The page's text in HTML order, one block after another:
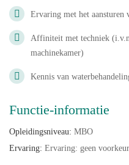
Ervaring met het aansturen
Affiniteit met techniek
machinekamer)
Kennis van
Functie-informatie
Opleidingsniveau: MBO
Ervaring: Ervaring: geen voorkeur